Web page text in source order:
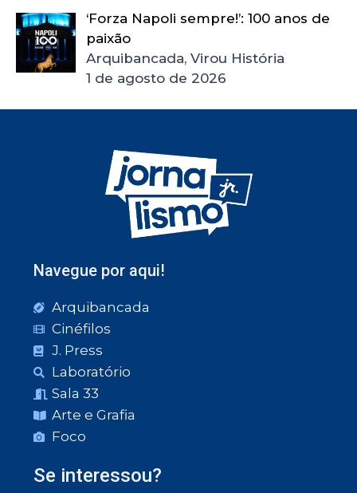
‘Forza Napoli sempre!’: 100 anos de
paixão
Arquibancada, Virou História
1 de agosto de 2026
Navegue por aqui!
Arquibancada
Cinéfilos
J. Press
Laboratório
Sala 33
Arte e Grafia
Foco
Se interessou?